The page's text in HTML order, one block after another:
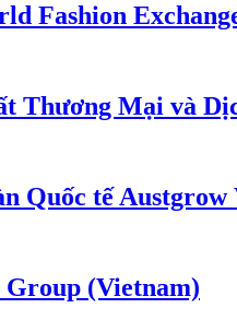
Fashion
Thương Mại và
Quốc tế Austgrow
(Vietnam)